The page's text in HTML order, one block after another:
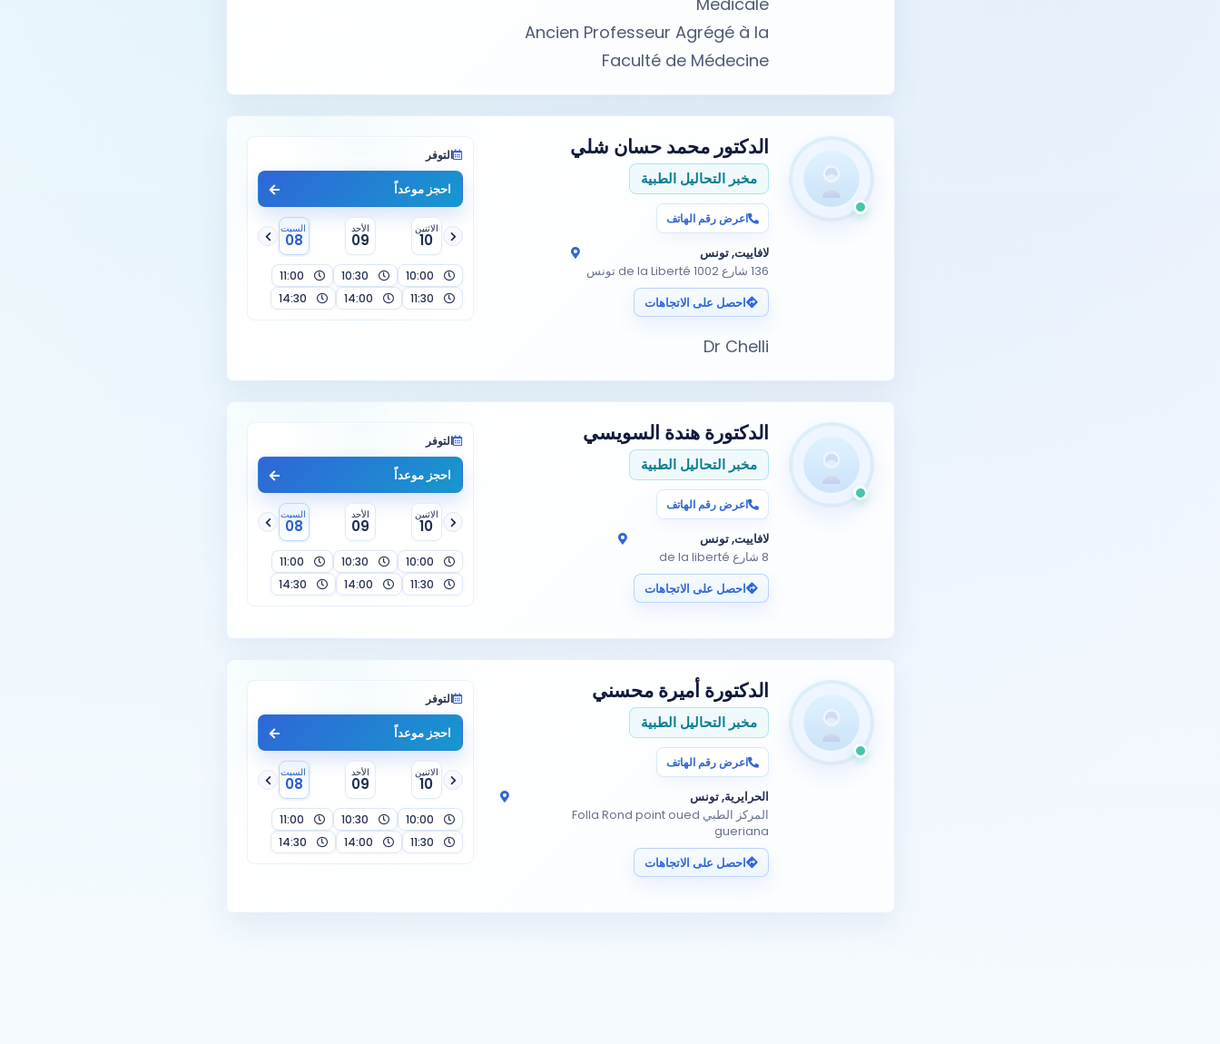
Ancien Professeur Agrégé à la
Faculté de Médecine
الدكتورمحمد حسان شلي
مخبر التحاليل الطبية
اعرض رقم الهاتف
لافاييت, تونس
136 شارع de la Liberté 1002 تونس
احصل على الاتجاهات
Dr Chelli
التوفر
احجز موعداً
الاثنين
10
الأحد
09
السبت
08
الدكتورةهندة السويسي
مخبر التحاليل الطبية
اعرض رقم الهاتف
لافاييت, تونس
8 شارع de la liberté
احصل على الاتجاهات
التوفر
احجز موعداً
الاثنين
10
الأحد
09
السبت
08
الدكتورةأميرة محسني
مخبر التحاليل الطبية
اعرض رقم الهاتف
الحرايرية, تونس
المركز الطبي Folla Rond point oued
gueriana
احصل على الاتجاهات
التوفر
احجز موعداً
الاثنين
10
الأحد
09
السبت
08